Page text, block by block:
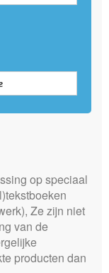
op speciaal
Ze zijn niet
van de
producten dan